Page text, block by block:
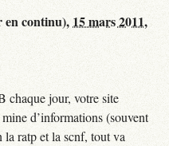
en continu), 15 mars 2011,
chaque jour, votre site
d’informations (souvent
ratp et la scnf, tout va